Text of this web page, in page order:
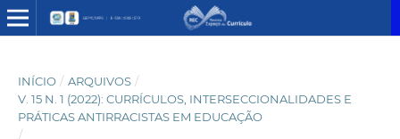
INÍCIO / ARQUIVOS /
V. 15 N. 1 (2022): CURRÍCULOS, INTERSECCIONALIDADES E
PRÁTICAS ANTIRRACISTAS EM EDUCAÇÃO
/